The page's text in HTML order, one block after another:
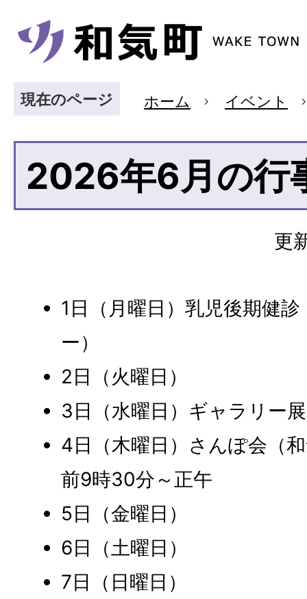
現在のページ ホーム イベント
2026年6月の行
更
1日（月曜日）乳児後期健
ー）
2日（火曜日）
3日（水曜日）ギャラリー
4日（木曜日）さんぽ会（
前9時30分～正午
5日（金曜日）
6日（土曜日）
7日（日曜日）